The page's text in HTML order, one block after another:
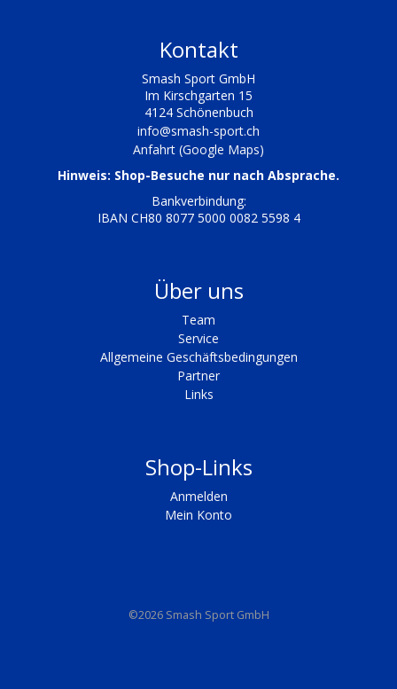
Kontakt
Smash Sport GmbH
Im Kirschgarten 15
4124 Schönenbuch
info@smash-sport.ch
Anfahrt (Google Maps)
Hinweis: Shop-Besuche nur nach Absprache.
Bankverbindung:
IBAN CH80 8077 5000 0082 5598 4
Über uns
Team
Service
Allgemeine Geschäftsbedingungen
Partner
Links
Shop-Links
Anmelden
Mein Konto
©2026 Smash Sport GmbH